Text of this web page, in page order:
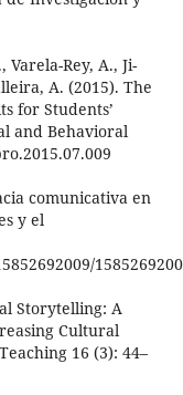
Varela-Rey, A., Ji-
A. (2015). The
for Students’
and Behavioral
comunicativa en
y el
Storytelling: A
Cultural
16 (3): 44–